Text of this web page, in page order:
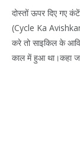
दोस्तों ऊपर दिए गए
(Cycle Ka
करे तो साइकिल के
काल में हुआ था।कहा